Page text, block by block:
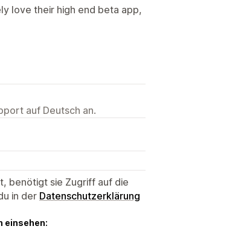
love their high end beta app,
auf Deutsch an.
benötigt sie Zugriff auf die
in der Datenschutzerklärung
einsehen: